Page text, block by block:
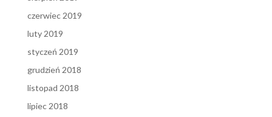
czerwiec 2019
luty 2019
styczeń 2019
grudzień 2018
listopad 2018
lipiec 2018